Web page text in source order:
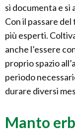
si documenta e
Con il passare
più esperti.
anche l’essere
proprio spazio
periodo
durare diversi
Manto